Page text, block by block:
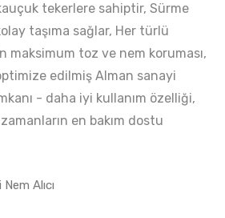
tekerlere sahiptir, Sürme
taşıma sağlar, Her türlü
maksimum toz ve nem koruması,
edilmiş Alman sanayi
- daha iyi kullanım özelliği,
en bakım dostu
Alıcı